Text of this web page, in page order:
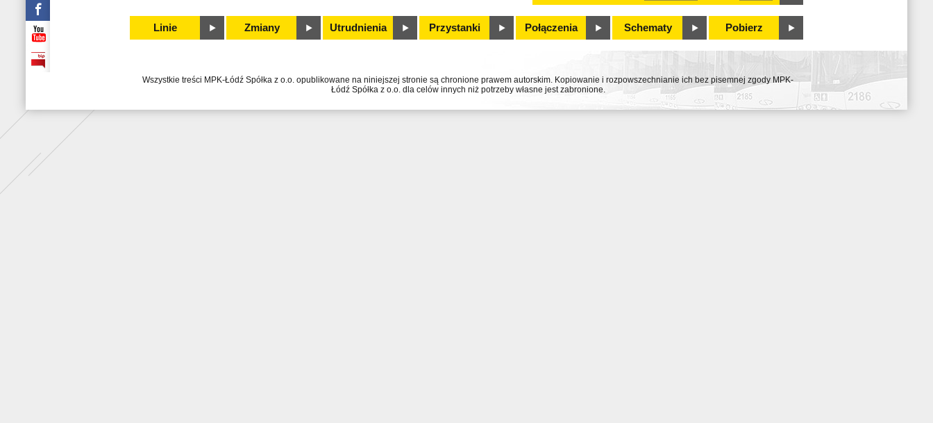
Linie Zmiany Utrudnienia Przystanki Połączenia Schematy Pobierz
Wszystkie treści MPK-Łódź Spółka z o.o. opublikowane na niniejszej stronie są chronione prawem autorskim. Kopiowanie i rozpowszechnianie ich bez pisemnej zgody MPK-
Łódź Spółka z o.o. dla celów innych niż potrzeby własne jest zabronione.